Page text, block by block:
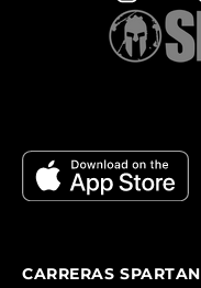
CARRERAS SPARTAN